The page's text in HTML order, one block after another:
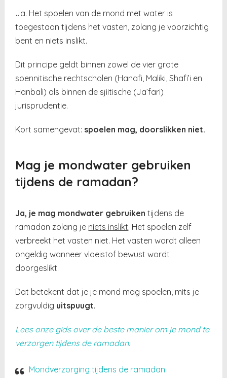
Ja. Het spoelen van de mond met water is
toegestaan tijdens het vasten, zolang je voorzichtig
bent en niets inslikt.
Dit principe geldt binnen zowel de vier grote
soennitische rechtscholen (Hanafi, Maliki, Shafi’i en
Hanbali) als binnen de sjiitische (Ja’fari)
jurisprudentie.
Kort samengevat: spoelen mag, doorslikken niet.
Mag je mondwater gebruiken
tijdens de ramadan?
Ja, je mag mondwater gebruikentijdens de
ramadan zolang je niets inslikt. Het spoelen zelf
verbreekt het vasten niet. Het vasten wordt alleen
ongeldig wanneer vloeistof bewust wordt
doorgeslikt.
Dat betekent dat je je mond mag spoelen, mits je
zorgvuldig uitspuugt.
Lees onze gids over de beste manier om je mond te
verzorgen tijdens de ramadan.
Mondverzorging tijdens de ramadan